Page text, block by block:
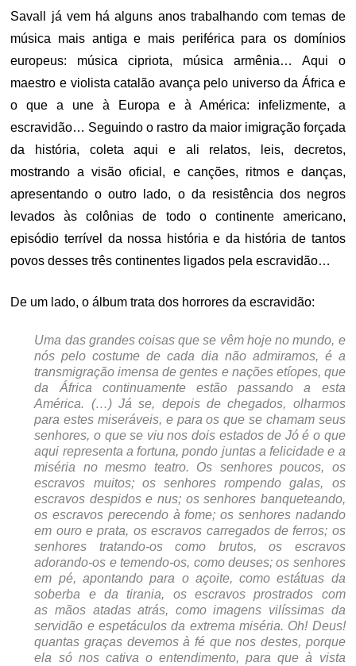
Savall já vem há alguns anos trabalhando com temas de
música mais antiga e mais periférica para os domínios
europeus: música cipriota, música armênia… Aqui o
maestro e violista catalão avança pelo universo da África e
o que a une à Europa e à América: infelizmente, a
escravidão… Seguindo o rastro da maior imigração forçada
da história, coleta aqui e ali relatos, leis, decretos,
mostrando a visão oficial, e canções, ritmos e danças,
apresentando o outro lado, o da resistência dos negros
levados às colônias de todo o continente americano,
episódio terrível da nossa história e da história de tantos
povos desses três continentes ligados pela escravidão…
De um lado, o álbum trata dos horrores da escravidão:
Uma das grandes coisas que se vêm hoje no mundo, e
nós pelo costume decada dia não admiramos, é a
transmigração imensa de gentes e nações etíopes, que
da África continuamente estão passando a esta
América. (…)Já se, depois de chegados, olharmos
para estes miseráveis, e para os que se chamam seus
senhores, o que se viu nos dois estados de Jó é o que
aqui representa a fortuna, pondo juntas a felicidade e a
miséria no mesmo teatro. Os senhores poucos, os
escravos muitos; os senhores rompendo galas, os
escravos despidos e nus; os senhores banqueteando,
os escravos perecendo à fome; os senhores nadando
em ouro e prata, os escravos carregados de ferros; os
senhores tratando-os como brutos, os escravos
adorando-os e temendo-os, como deuses; os senhores
em pé, apontando para o açoite, como estátuas da
soberba e da tirania, os escravos prostrados com
as mãos atadas atrás, como imagens vilíssimas da
servidão e espetáculos da extrema miséria. Oh! Deus!
quantas graças devemos à fé que nos destes, porque
ela só nos cativa o entendimento, para que à vista